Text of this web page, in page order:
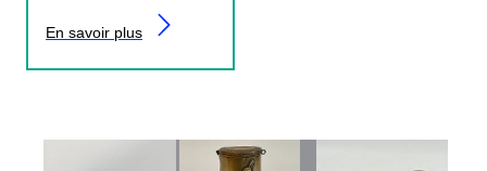
En savoir plus